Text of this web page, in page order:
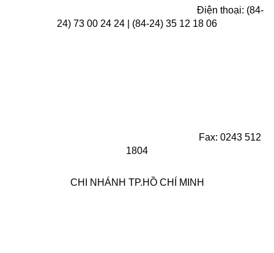
Điện thoại: (84-
24) 73 00 24 24 | (84-24) 35 12 18 06
Fax: 0243 512
1804
CHI NHÁNH TP.HỒ CHÍ MINH